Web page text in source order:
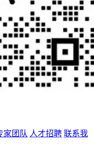
家团队 人才招聘 联系我